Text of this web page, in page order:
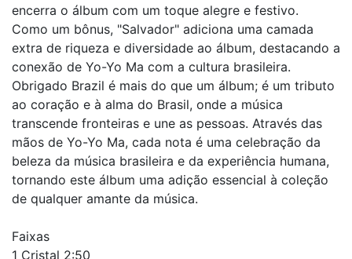
encerra o álbum com um toque alegre e festivo.
Como um bônus, "Salvador" adiciona uma camada
extra de riqueza e diversidade ao álbum, destacando a
conexão de Yo-Yo Ma com a cultura brasileira.
Obrigado Brazil é mais do que um álbum; é um tributo
ao coração e à alma do Brasil, onde a música
transcende fronteiras e une as pessoas. Através das
mãos de Yo-Yo Ma, cada nota é uma celebração da
beleza da música brasileira e da experiência humana,
tornando este álbum uma adição essencial à coleção
de qualquer amante da música.
Faixas
1 Cristal 2:50